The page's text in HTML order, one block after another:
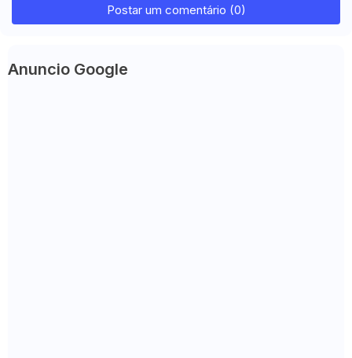
Postar um comentário (0)
Anuncio Google